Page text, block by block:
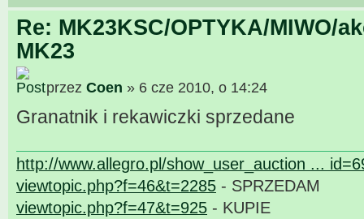
Re: MK23KSC/OPTYKA/MIWO/
MK23
przez Coen » 6 cze 2010, o 14:24
Granatnik i rekawiczki sprzedane
http://www.allegro.pl/show_user_auction ...
viewtopic.php?f=46&t=2285 - SPRZEDAM
viewtopic.php?f=47&t=925 - KUPIE